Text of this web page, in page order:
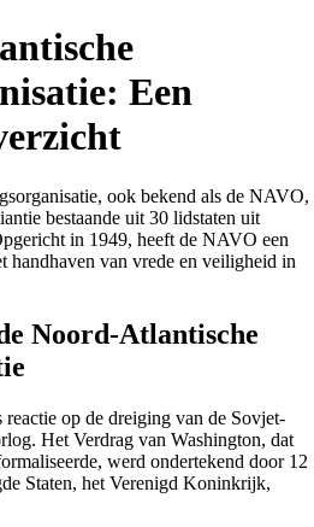
Een
ook bekend als de NAVO,
bestaande uit 30 lidstaten uit
in 1949, heeft de NAVO een
handhaven van vrede en veiligheid in
Noord-Atlantische
op de dreiging van de Sovjet-
Het Verdrag van Washington, dat
werd ondertekend door 12
Staten, het Verenigd Koninkrijk,